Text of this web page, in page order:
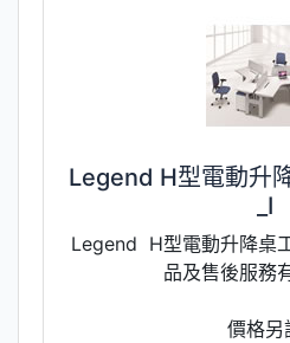
Legend H型電動升
_I
Legend H型電動升降桌
品及售後服務
價格另